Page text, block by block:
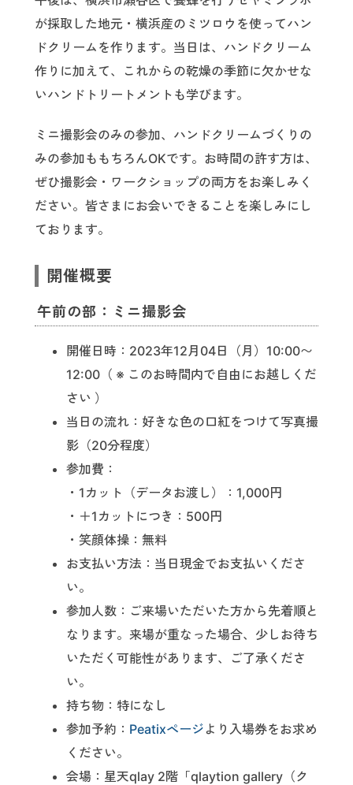
が採取した地元・横浜産のミツロウを使ってハン
ドクリームを作ります。当日は、ハンドクリーム
作りに加えて、これからの乾燥の季節に欠かせな
いハンドトリートメントも学びます。
ミニ撮影会のみの参加、ハンドクリームづくりの
みの参加ももちろんOKです。お時間の許す方は、
ぜひ撮影会・ワークショップの両方をお楽しみく
ださい。皆さまにお会いできることを楽しみにし
ております。
開催概要
午前の部：ミニ撮影会
開催日時：2023年12月04日（月）10:00〜
12:00（ ※ このお時間内で自由にお越しくだ
さい ）
当日の流れ：好きな色の口紅をつけて写真撮
影（20分程度）
参加費：
・1カット（データお渡し）：1,000円
・＋1カットにつき：500円
・笑顔体操：無料
お支払い方法：当日現金でお支払いくださ
い。
参加人数：ご来場いただいた方から先着順と
なります。来場が重なった場合、少しお待ち
いただく可能性があります、ご了承くださ
い。
持ち物：特になし
参加予約： Peatixページより入場券をお求め
ください。
会場：星天qlay 2階「qlaytion gallery（ク